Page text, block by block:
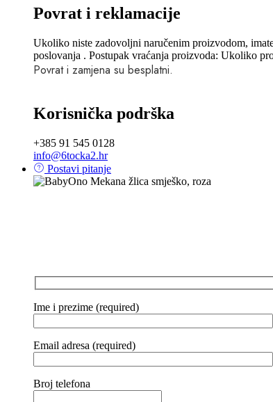
Povrat i reklamacije
Ukoliko niste zadovoljni naručenim proizvodom,
poslovanja . Postupak vraćanja proizvoda: Ukoliko
Povrat i zamjena su besplatni.
Korisnička podrška
+385 91 545 0128
info@6tocka2.hr
Postavi pitanje
Ime i prezime (required)
Email adresa (required)
Broj telefona